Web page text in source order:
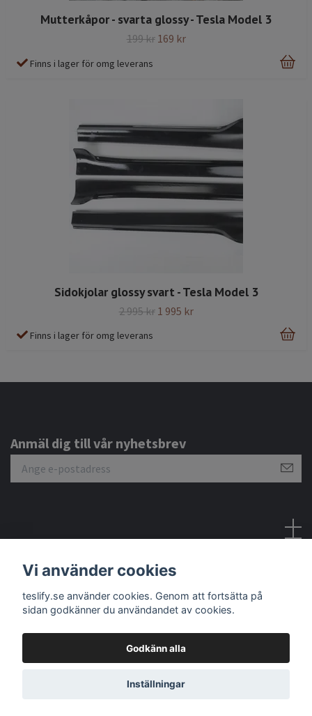
Mutterkåpor - svarta glossy - Tesla Model 3
199 kr 169 kr
Finns i lager för omg leverans
Sidokjolar glossy svart - Tesla Model 3
2 995 kr 1 995 kr
Finns i lager för omg leverans
Anmäl dig till vår nyhetsbrev
© 2026 Teslify
Vi använder cookies
teslify.se använder cookies. Genom att fortsätta på
sidan godkänner du användandet av cookies.
Godkänn alla
Inställningar